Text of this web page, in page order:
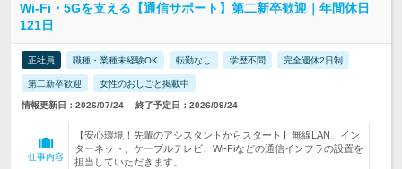
Wi-Fi・5Gを支える【通信サポート】第二新卒歓迎｜年間休日
121日
正社員 職種・業種未経験OK 転勤なし 学歴不問 完全週休2日制
第二新卒歓迎 女性のおしごと掲載中
情報更新日：2026/07/24 終了予定日：2026/09/24
仕事内容
【安心環境！先輩のアシスタントからスタート】無線LAN、イン
ターネット、ケーブルテレビ、Wi-Fiなどの通信インフラの設置を
担当していただきます。